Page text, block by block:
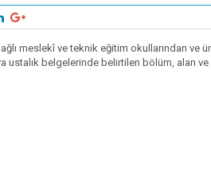
Mesleki Yeterlilik
1 Şubat 2018 / Kosgeb Genel Destek
Europass Merkezleri
meslekî ve teknik eğitim okullarından
ustalık belgelerinde belirtilen bölüm, alan